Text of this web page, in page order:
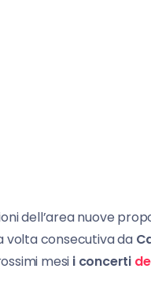
dell’area nuove
volta consecutiva da
mesi i concerti